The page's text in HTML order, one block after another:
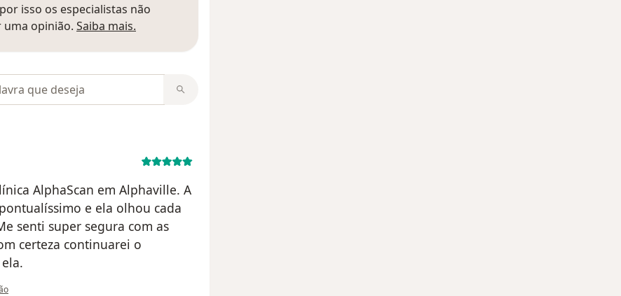
isso os especialistas não
opinião. Saiba mais.
AlphaScan em Alphaville. A
e ela olhou cada
senti super segura com as
certeza continuarei o
Natália Mohallem